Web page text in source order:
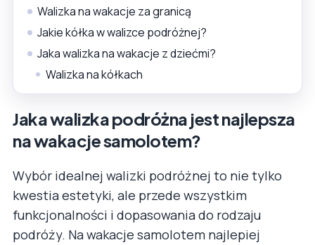
Walizka na wakacje za granicą
Jakie kółka w walizce podróżnej?
Jaka walizka na wakacje z dziećmi?
Walizka na kółkach
Jaka walizka podróżna jest najlepsza
na wakacje samolotem?
Wybór idealnej walizki podróżnej to nie tylko
kwestia estetyki, ale przede wszystkim
funkcjonalności i dopasowania do rodzaju
podróży. Na wakacje samolotem najlepiej